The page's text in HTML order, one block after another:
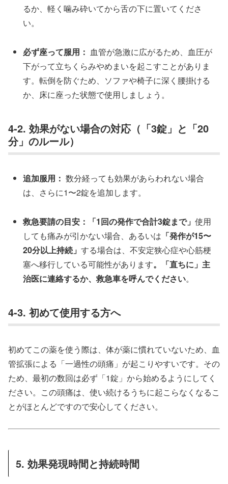
るか、軽く噛み砕いてから舌の下に置いてくださ
い。
必ず座って服用： 血管が急激に広がるため、血圧が
下がって立ちくらみやめまいを起こすことがありま
す。転倒を防ぐため、ソファや椅子に深く腰掛ける
か、床に座った状態で使用しましょう。
4-2. 効果がない場合の対応（「3錠」と「20
分」のルール）
追加服用： 数分経っても効果があらわれない場合
は、さらに1〜2錠を追加します。
救急要請の目安： 「1回の発作で合計3錠まで」使用
しても痛みが引かない場合、あるいは 「発作が15〜
20分以上持続」する場合は、不安定狭心症や心筋梗
塞へ移行している可能性があります。
「直ちに」主
治医に連絡するか、救急車を呼んでください。
4-3. 初めて使用する方へ
初めてこの薬を使う際は、体が薬に慣れていないため、血
管拡張による「一過性の頭痛」が起こりやすいです。その
ため、最初の数回は必ず「1錠」から始めるようにしてく
ださい。この頭痛は、使い続けるうちに起こらなくなるこ
とがほとんどですので安心してください。
5. 効果発現時間と持続時間